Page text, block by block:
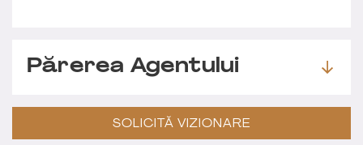
Părerea Agentului
SOLICITĂ VIZIONARE